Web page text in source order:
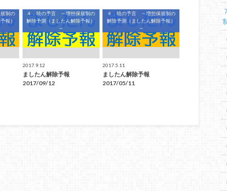
制の
報）
４．暁の予言 ～増担保規制の
解除予測（ましたん解除予報）
～
2017.9.12
ましたん解除予報
2017/09/12
４．暁の予言 ～増担保規制の
解除予測（ましたん解除予報）
～
2017.5.11
ましたん解除予報
2017/05/11